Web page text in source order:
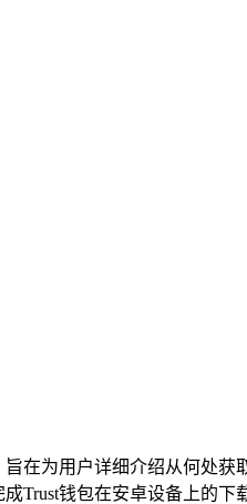
在为用户详细介绍从何处
钱包在安卓设备上的下